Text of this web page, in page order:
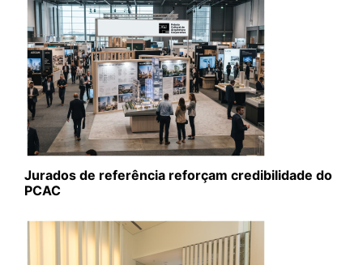
Jurados de referência reforçam credibilidade do
PCAC